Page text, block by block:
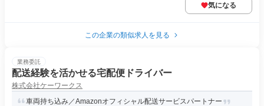
気になる
この企業の類似求人を見る
業務委託
配送経験を活かせる宅配便ドライバー
株式会社ケーワークス
車両持ち込み／Amazonオフィシャル配送サービスパートナー